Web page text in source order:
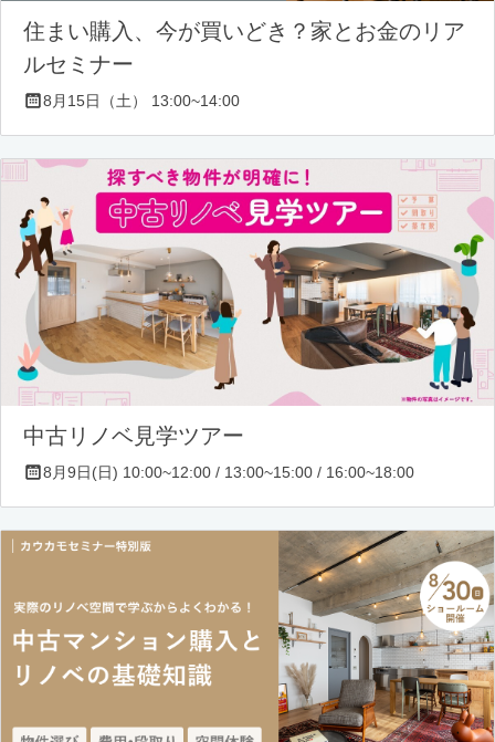
住まい購入、今が買いどき？家とお金のリア
ルセミナー
8月15日（土） 13:00~14:00
中古リノベ見学ツアー
8月9日(日) 10:00~12:00 / 13:00~15:00 / 16:00~18:00